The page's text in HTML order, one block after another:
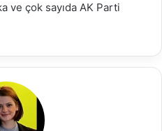
ve çok sayıda AK Parti